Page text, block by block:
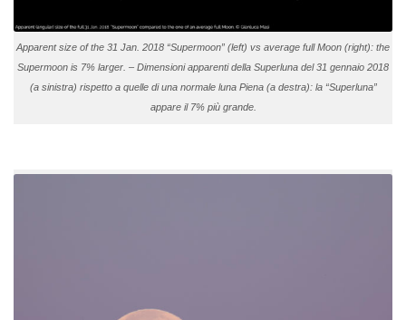
Apparent size of the 31 Jan. 2018 “Supermoon” (left) vs average full Moon (right): the
Supermoon is 7% larger. – Dimensioni apparenti della Superluna del 31 gennaio 2018
(a sinistra) rispetto a quelle di una normale luna Piena (a destra): la “Superluna”
appare il 7% più grande.